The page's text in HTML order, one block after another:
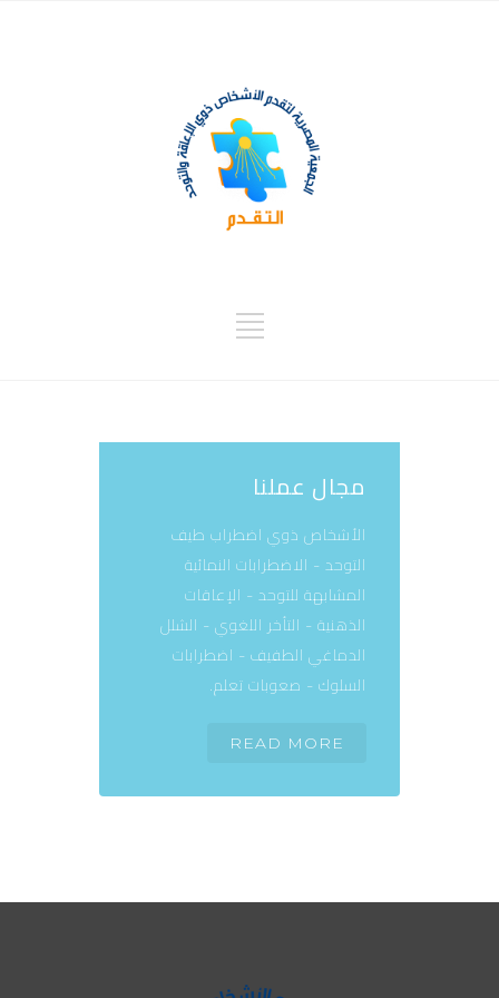
مجال عملنا
الأشخاص ذوي اضطراب طيف
التوحد - الاضطرابات النمائية
المشابهة للتوحد - الإعاقات
الذهنية - التأخر اللغوي - الشلل
الدماغي الطفيف - اضطرابات
السلوك - صعوبات تعلم.
READ MORE